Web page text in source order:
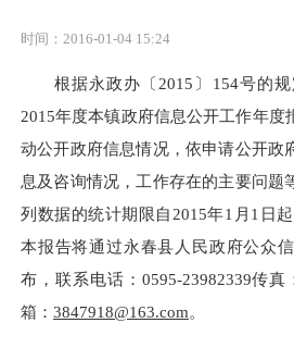
时间：2016-01-04 15:24
根据永政办 〔2015〕154号的
2015年度本镇政府信息公开工作年度
动公开政府信息情况，依申请公开政
息及咨询情况，工作存在的主要问题
列数据的统计期限自 2015年1 月 1 日
本报告将通过永春县人民政府公众
布，联系电话： 0595-23982339传真
箱： 3847918@163.com。